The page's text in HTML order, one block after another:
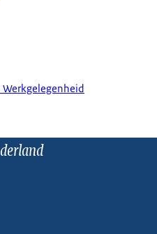
Werkgelegenheid